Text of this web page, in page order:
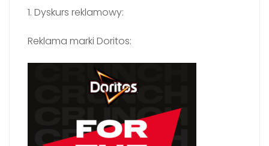
1. Dyskurs reklamowy:
Reklama marki Doritos: